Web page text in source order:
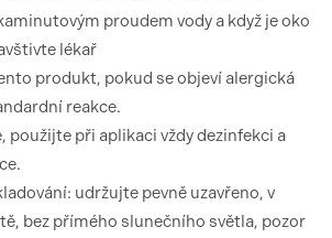
proudem vody a když je oko
lékař
produkt, pokud se objeví alergická
reakce.
použijte při aplikaci vždy dezinfekci a
udržujte pevně uzavřeno, v
bez přímého slunečního světla, pozor